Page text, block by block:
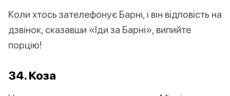
Коли хтось зателефонує Барні, і він відповість на
дзвінок, сказавши «Іди за Барні», випийте
порцію!
34. Коза